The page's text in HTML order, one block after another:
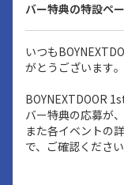
バー特典の特設ペ
いつも
がとうございます｡
BOYNEXTDOOR
バー特典の応募が
また各イベントの
で、ご確認ください